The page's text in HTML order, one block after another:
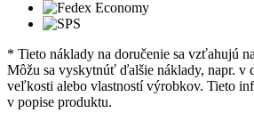
* Tieto náklady na doručenie sa vzťahujú
Môžu sa vyskytnúť ďalšie náklady, napr. v
veľkosti alebo vlastností výrobkov. Tieto
v popise produktu.